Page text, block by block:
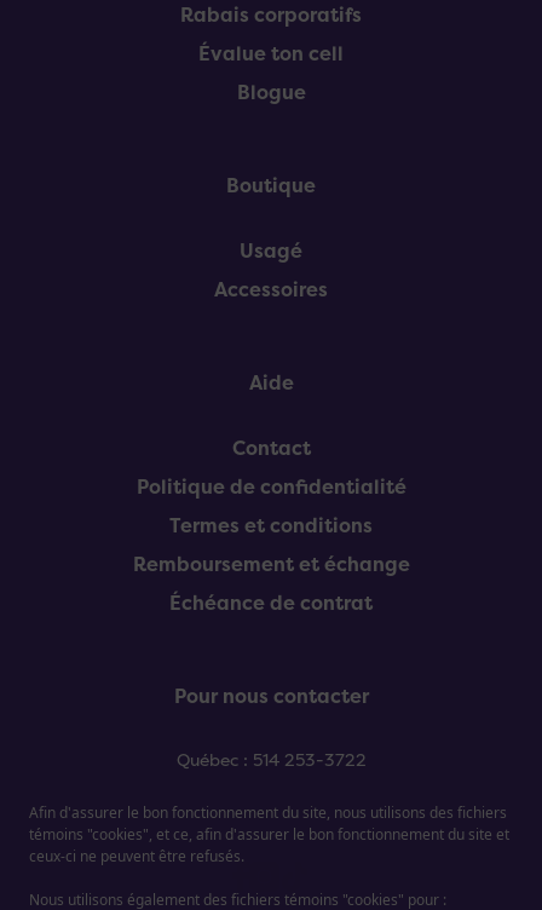
Rabais corporatifs
Évalue ton cell
Blogue
Boutique
Usagé
Accessoires
Aide
Contact
Politique de confidentialité
Termes et conditions
Remboursement et échange
Échéance de contrat
Pour nous contacter
Québec : 514 253-3722
Montréal : 514 253-3722
Afin d'assurer le bon fonctionnement du site, nous utilisons des fichiers
témoins "cookies", et ce, afin d'assurer le bon fonctionnement du site et
ceux-ci ne peuvent être refusés.
Nous utilisons également des fichiers témoins "cookies" pour :